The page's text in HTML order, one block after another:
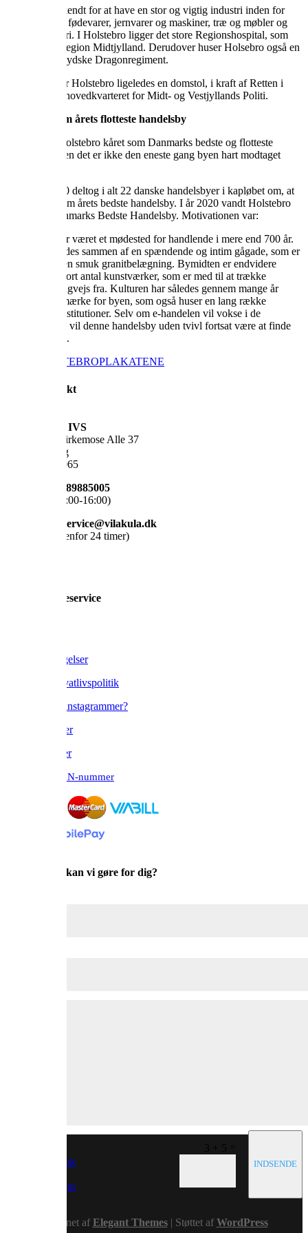
Holstebro er kendt for at have en stor og vigtig industri inden for
fremstilling af fødevarer, jernvarer og maskiner, træ og møbler og
kemisk industri. I Holstebro ligger det store Regionshospital, som
hører under Region Midtjylland. Derudover huser Holsebro også en
kaserne med Jydske Dragonregiment.
Derudover har Holstebro ligeledes en domstol, i kraft af Retten i
Holstebro og hovedkvarteret for Midt- og Vestjyllands Politi.
Holstebro som årets flotteste handelsby
I 2006 blev Holstebro kåret som Danmarks bedste og flotteste
handelsby. Men det er ikke den eneste gang byen hart modtaget
I oktober 2020 deltog i alt 22 danske handelsbyer i kapløbet om, at
bliver kåret som årets bedste handelsby. I år 2020 vandt Holstebro
titlen som Danmarks Bedste Handelsby. Motivationen var:
“Holstebro har været et mødested for handlende i mere end 700 år.
Bymidten bindes sammen af en spændende og intim gågade, som er
domineret af en smuk granitbelægning. Bymidten er endvidere
præget af et stort antal kunstværker, som er med til at trække
besøgende langvejs fra. Kulturen har således gennem mange år
været et varemærke for byen, som også huser en lang række
uddannelsesinstitutioner. Selv om e-handelen vil vokse i de
kommende år, vil denne handelsby uden tvivl fortsat være at finde
på landkortet”.
KØB HOLSTEBROPLAKATEN
Kontakt
VILAKULA IVS
Pyramiden, Birkemose Alle 37
6000 Kolding
CVR: 39718065
Telefon: +45 89885005
(Hverdage 08:00-16:00)
Mail: kundeservice@vilakula.dk
(Vi svarer indenfor 24 timer)
Kundeservice
Handelsbetingelser
Cookie & Privatlivspolitik
Blogger eller instagrammer?
Find forhandler
Bliv forhandler
Bestil med EAN-nummer
Hvad kan vi gøre for dig?
INDSEND
Facebook
Instagram
Designet af Elegant Themes| Støttet af WordPress